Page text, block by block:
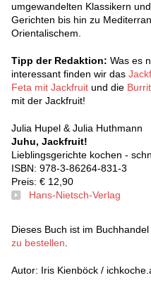
umgewandelten Klassikern
Gerichten bis hin zu
Orientalischem.
Tipp der Redaktion: Was es
interessant finden wir das
Feta mit Jackfruit und die
mit der Jackfruit!
Julia Hupel & Julia Huthmann
Juhu, Jackfruit!
Lieblingsgerichte kochen -
ISBN: 978-3-86264-831-3
Preis: € 12,90
Hans-Nietsch-Verlag
Dieses Buch ist im
zu bestellen.
Autor: Iris Kienböck /